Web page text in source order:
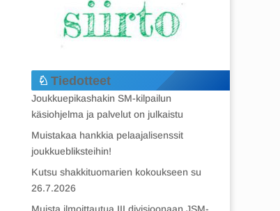
Tiedotteet
Joukkuepikashakin SM-kilpailun
käsiohjelma ja palvelut on julkaistu
Muistakaa hankkia pelaajalisenssit
joukkuebliksteihin!
Kutsu shakkituomarien kokoukseen su
26.7.2026